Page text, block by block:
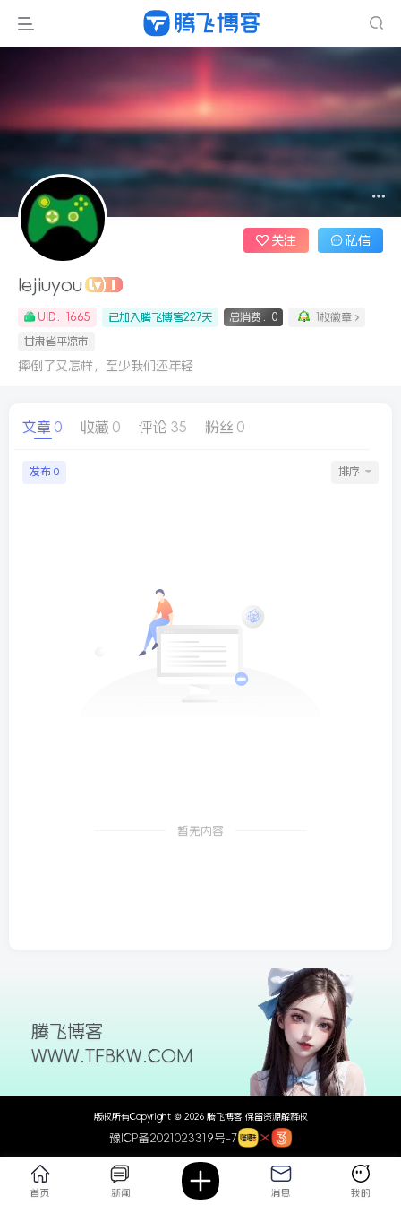
lejiuyou
UID：1665 已加入腾飞博客227天 总消费：0 1枚徽章
甘肃省平凉市
摔倒了又怎样，至少我们还年轻
关注 私信
文章 0 收藏 0 评论 35 粉丝 0
发布 0 排序
暂无内容
腾飞博客
WWW.TFBKW.COM
版权所有Copyright © 2026 腾飞博客 保留资源解释权
豫ICP备2021023319号-7
首页 新闻 消息 我的